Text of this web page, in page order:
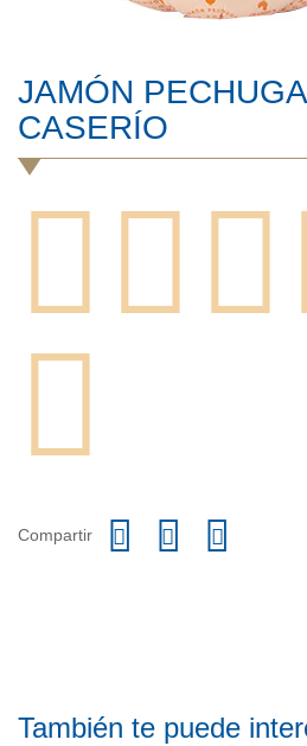
JAMÓN
CASERÍO
Compartir
También te puede